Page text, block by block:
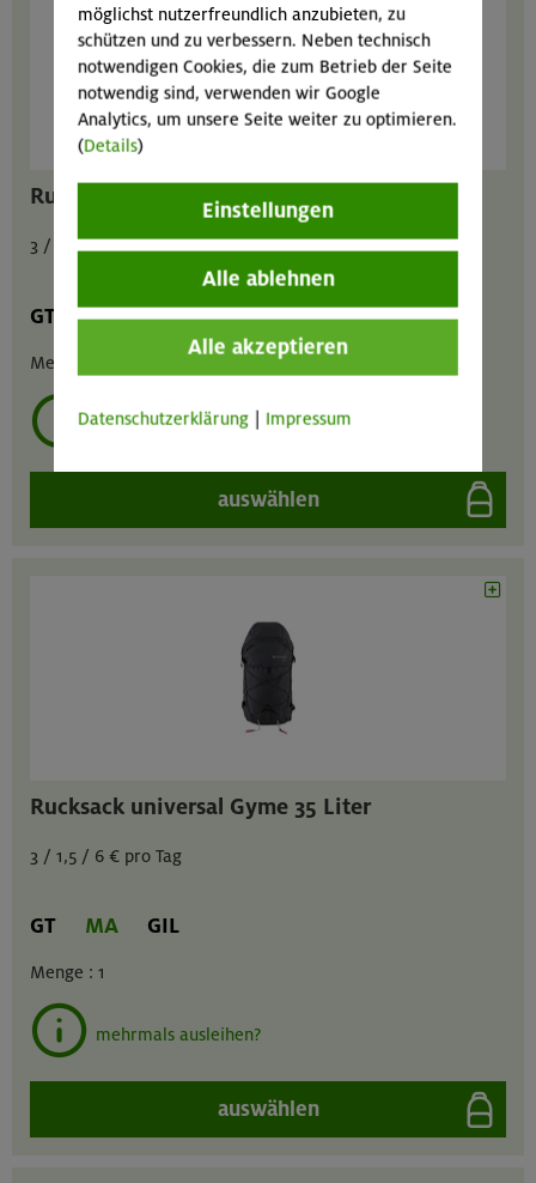
Rucksack universal Brimer 32 Liter
3 / 1,5 / 6 € pro Tag
GT MA GIL
Menge :
mehrmals ausleihen?
auswählen
Rucksack universal Gyme 35 Liter
3 / 1,5 / 6 € pro Tag
GT MA GIL
Menge : 1
mehrmals ausleihen?
auswählen
möglichst nutzerfreundlich anzubieten, zu
schützen und zu verbessern. Neben technisch
notwendigen Cookies, die zum Betrieb der Seite
notwendig sind, verwenden wir Google
Analytics, um unsere Seite weiter zu optimieren.
(Details)
Einstellungen
Alle ablehnen
Alle akzeptieren
Datenschutzerklärung Impressum